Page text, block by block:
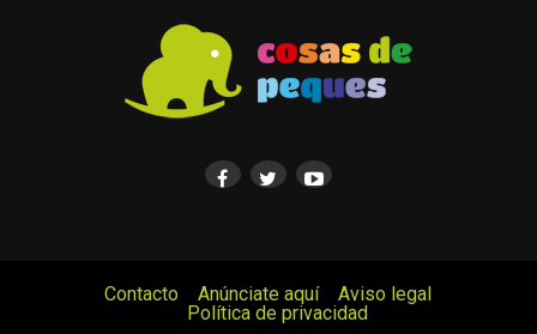
Contacto Anúnciate aquí
Aviso legal
Política de privacidad